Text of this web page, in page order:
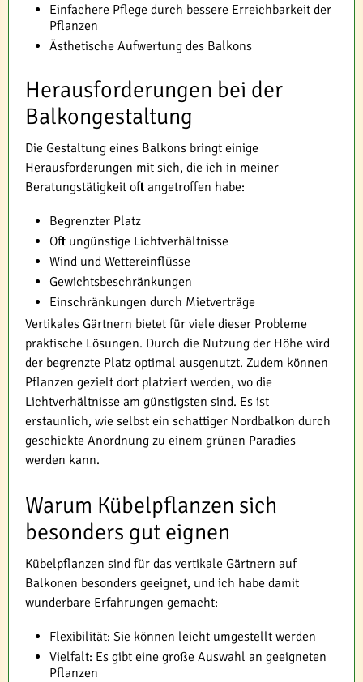
Einfachere Pflege durch bessere Erreichbarkeit der
Pflanzen
Ästhetische Aufwertung des Balkons
Herausforderungen bei der
Balkongestaltung
Die Gestaltung eines Balkons bringt einige
Herausforderungen mit sich, die ich in meiner
Beratungstätigkeit oft angetroffen habe:
Begrenzter Platz
Oft ungünstige Lichtverhältnisse
Wind und Wettereinflüsse
Gewichtsbeschränkungen
Einschränkungen durch Mietverträge
Vertikales Gärtnern bietet für viele dieser Probleme
praktische Lösungen. Durch die Nutzung der Höhe wird
der begrenzte Platz optimal ausgenutzt. Zudem können
Pflanzen gezielt dort platziert werden, wo die
Lichtverhältnisse am günstigsten sind. Es ist
erstaunlich, wie selbst ein schattiger Nordbalkon durch
geschickte Anordnung zu einem grünen Paradies
werden kann.
Warum Kübelpflanzen sich
besonders gut eignen
Kübelpflanzen sind für das vertikale Gärtnern auf
Balkonen besonders geeignet, und ich habe damit
wunderbare Erfahrungen gemacht:
Flexibilität: Sie können leicht umgestellt werden
Vielfalt: Es gibt eine große Auswahl an geeigneten
Pflanzen